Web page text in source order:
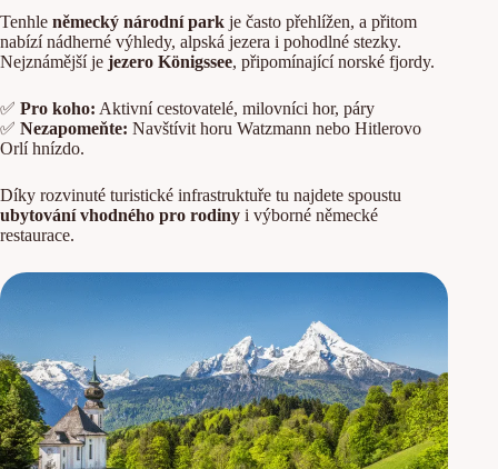
Tenhle německý národní park je často přehlížen, a přitom
nabízí nádherné výhledy, alpská jezera i pohodlné stezky.
Nejznámější je jezero Königssee, připomínající norské fjordy.
✅ Pro koho: Aktivní cestovatelé, milovníci hor, páry
✅ Nezapomeňte: Navštívit horu Watzmann nebo Hitlerovo
Orlí hnízdo.
Díky rozvinuté turistické infrastruktuře tu najdete spoustu
ubytování vhodného pro rodiny i výborné německé
restaurace.